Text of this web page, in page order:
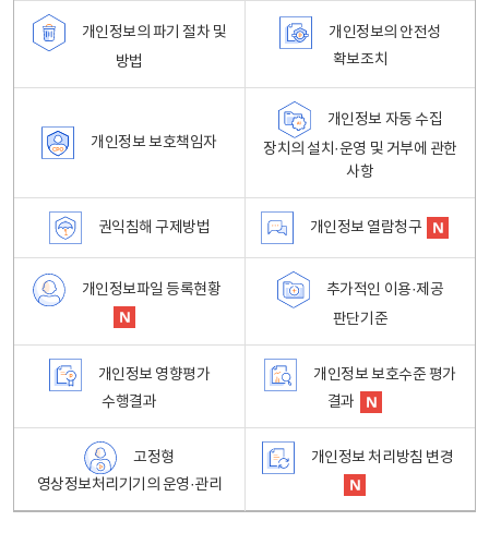
개인정보의 파기 절차 및
방법
개인정보의 안전성
확보조치
개인정보 보호책임자
개인정보 자동 수집
장치의 설치·운영 및 거부에 관한
사항
권익침해 구제방법 개인정보 열람청구
개인정보파일 등록현황
추가적인 이용·제공
판단기준
개인정보 영향평가
수행결과
개인정보 보호수준 평가
결과
고정형
영상정보처리기기의 운영·관리
개인정보 처리방침 변경